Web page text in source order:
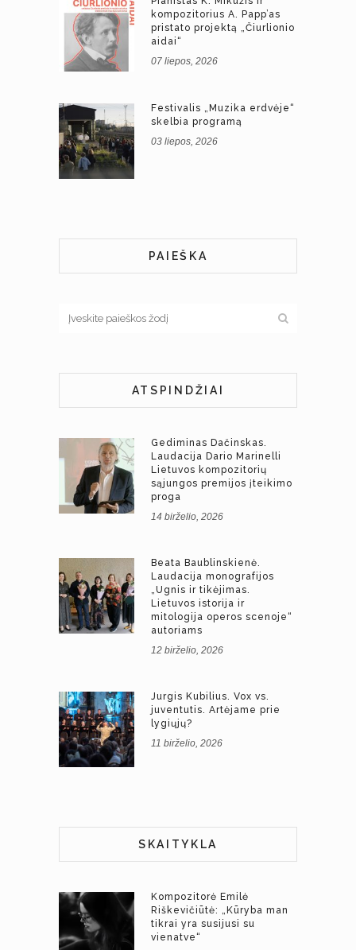
kompozitorius A. Papp’as
pristato projektą „Čiurlionio
aidai“
07 liepos, 2026
Festivalis „Muzika erdvėje“
skelbia programą
03 liepos, 2026
PAIEŠKA
ATSPINDŽIAI
Gediminas Dačinskas.
Laudacija Dario Marinelli
Lietuvos kompozitorių
sąjungos premijos įteikimo
proga
14 birželio, 2026
Beata Baublinskienė.
Laudacija monografijos
„Ugnis ir tikėjimas.
Lietuvos istorija ir
mitologija operos scenoje“
autoriams
12 birželio, 2026
Jurgis Kubilius. Vox vs.
juventutis. Artėjame prie
lygiųjų?
11 birželio, 2026
SKAITYKLA
Kompozitorė Emilė
Riškevičiūtė: „Kūryba man
tikrai yra susijusi su
vienatve“